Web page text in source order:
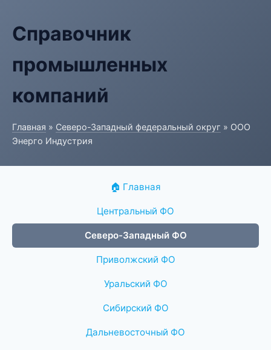
Справочник
промышленных
компаний
Главная » Северо-Западный федеральный округ » ООО
Энерго Индустрия
🏠 Главная
Центральный ФО
Северо-Западный ФО
Приволжский ФО
Уральский ФО
Сибирский ФО
Дальневосточный ФО